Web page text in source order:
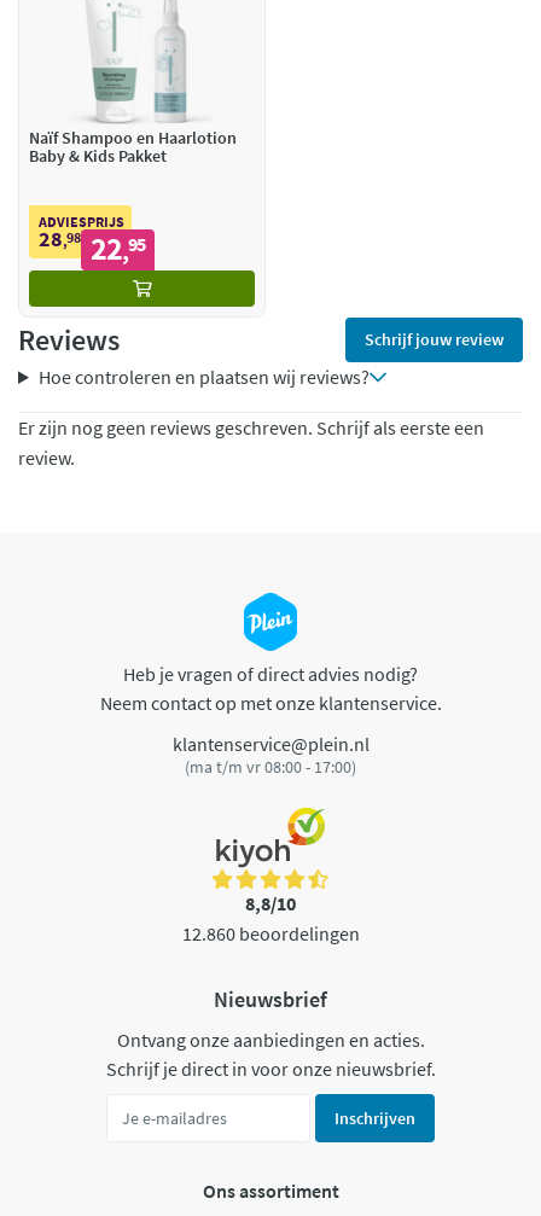
Naïf Shampoo en Haarlotion
Baby & Kids Pakket
ADVIESPRIJS
28,98 22,95
Reviews Schrijf jouw review
Hoe controleren en plaatsen wij reviews?
Er zijn nog geen reviews geschreven. Schrijf als eerste een
review.
Heb je vragen of direct advies nodig?
Neem contact op met onze klantenservice.
klantenservice@plein.nl
(ma t/m vr 08:00 - 17:00)
8,8/10
12.860 beoordelingen
Nieuwsbrief
Ontvang onze aanbiedingen en acties.
Schrijf je direct in voor onze nieuwsbrief.
Inschrijven
Ons assortiment